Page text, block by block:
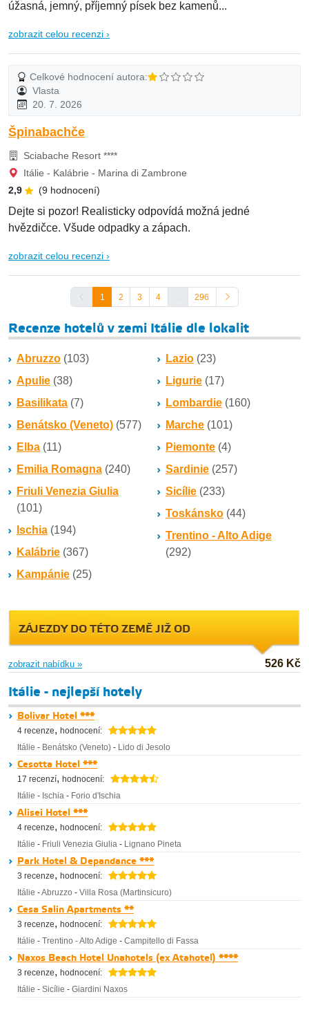
úžasná, jemný, příjemný písek bez kamenů...
zobrazit celou recenzi ›
Celkové hodnocení autora:
Vlasta
20. 7. 2026
Špinabachče
Sciabache Resort ****
Itálie - Kalábrie - Marina di Zambrone
2,9
(9 hodnocení)
Dejte si pozor! Realisticky odpovídá možná jedné
hvězdičce. Všude odpadky a zápach.
zobrazit celou recenzi ›
1 2 3 4 296
Recenze hotelů v zemi Itálie dle lokalit
Abruzzo (103)
Apulie (38)
Basilikata (7)
Benátsko (Veneto) (577)
Elba (11)
Emilia Romagna (240)
Friuli Venezia Giulia
(101)
Ischia (194)
Kalábrie (367)
Kampánie (25)
Lazio (23)
Ligurie (17)
Lombardie (160)
Marche (101)
Piemonte (4)
Sardinie (257)
Sicílie (233)
Toskánsko (44)
Trentino - Alto Adige
(292)
ZÁJEZDY DO TÉTO ZEMĚ JIŽ OD
zobrazit nabídku » 526 Kč
Itálie - nejlepší hotely
Bolivar Hotel ***
4 recenze, hodnocení:
Itálie - Benátsko (Veneto) - Lido di Jesolo
Cesotta Hotel ***
17 recenzí, hodnocení:
Itálie - Ischia - Forio d'Ischia
Alisei Hotel ***
4 recenze, hodnocení:
Itálie - Friuli Venezia Giulia - Lignano Pineta
Park Hotel & Depandance ***
3 recenze, hodnocení:
Itálie -Abruzzo - Villa Rosa (Martinsicuro)
Cesa Salin Apartments **
3 recenze, hodnocení:
Itálie - Trentino - Alto Adige - Campitello di Fassa
Naxos Beach Hotel Unahotels (ex Atahotel) ****
3 recenze, hodnocení:
Itálie - Sicílie - Giardini Naxos